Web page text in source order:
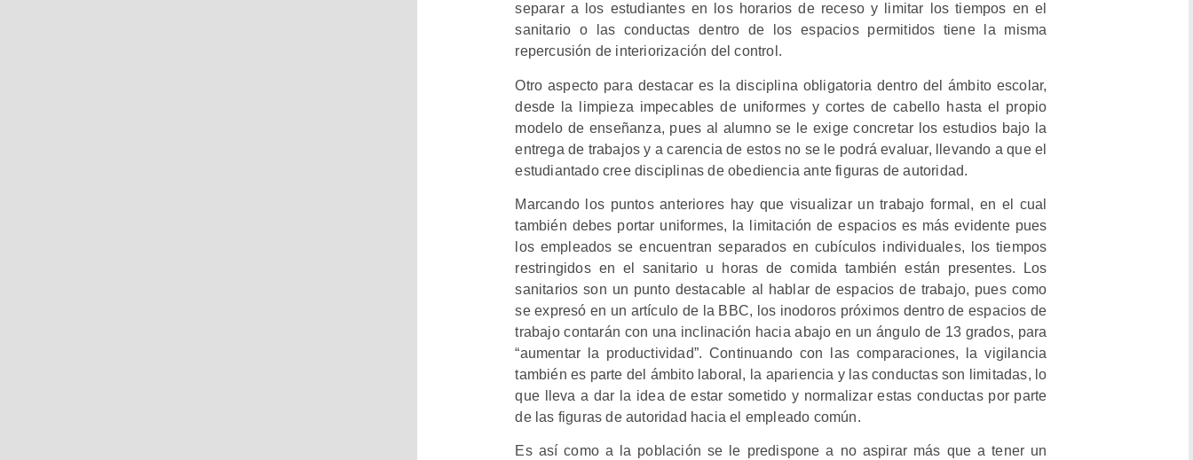
separar a los estudiantes en los horarios de receso y limitar los tiempos en el
sanitario o las conductas dentro de los espacios permitidos tiene la misma
repercusión de interiorización del control.
Otro aspecto para destacar es la disciplina obligatoria dentro del ámbito escolar,
desde la limpieza impecables de uniformes y cortes de cabello hasta el propio
modelo de enseñanza, pues al alumno se le exige concretar los estudios bajo la
entrega de trabajos y a carencia de estos no se le podrá evaluar, llevando a que el
estudiantado cree disciplinas de obediencia ante figuras de autoridad.
Marcando los puntos anteriores hay que visualizar un trabajo formal, en el cual
también debes portar uniformes, la limitación de espacios es más evidente pues
los empleados se encuentran separados en cubículos individuales, los tiempos
restringidos en el sanitario u horas de comida también están presentes. Los
sanitarios son un punto destacable al hablar de espacios de trabajo, pues como
se expresó en un artículo de la BBC, los inodoros próximos dentro de espacios de
trabajo contarán con una inclinación hacia abajo en un ángulo de 13 grados, para
“aumentar la productividad”. Continuando con las comparaciones, la vigilancia
también es parte del ámbito laboral, la apariencia y las conductas son limitadas, lo
que lleva a dar la idea de estar sometido y normalizar estas conductas por parte
de las figuras de autoridad hacia el empleado común.
Es así como a la población se le predispone a no aspirar más que a tener un